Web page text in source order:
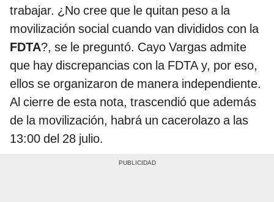
trabajar. ¿No cree que le quitan peso a la
movilización social cuando van divididos con la
FDTA?, se le preguntó. Cayo Vargas admite
que hay discrepancias con la FDTA y, por eso,
ellos se organizaron de manera independiente.
Al cierre de esta nota, trascendió que además
de la movilización, habrá un cacerolazo a las
13:00 del 28 julio.